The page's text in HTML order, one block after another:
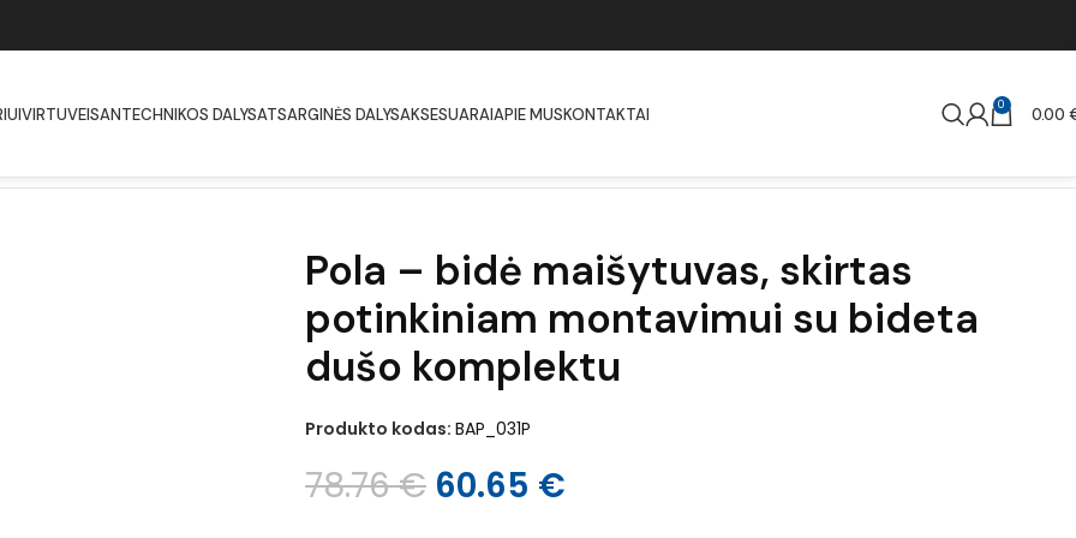
VIRTUVEISANTECHNIKOS DALYSATSARGINĖS DALYSAKSESUARAIAPIE MUSKONTAKTAI 0 0.00
Pola – bidė maišytuvas, skirtas
potinkiniam montavimui su bideta
dušo komplektu
Produkto kodas: BAP_031P
78.76€ 60.65 €